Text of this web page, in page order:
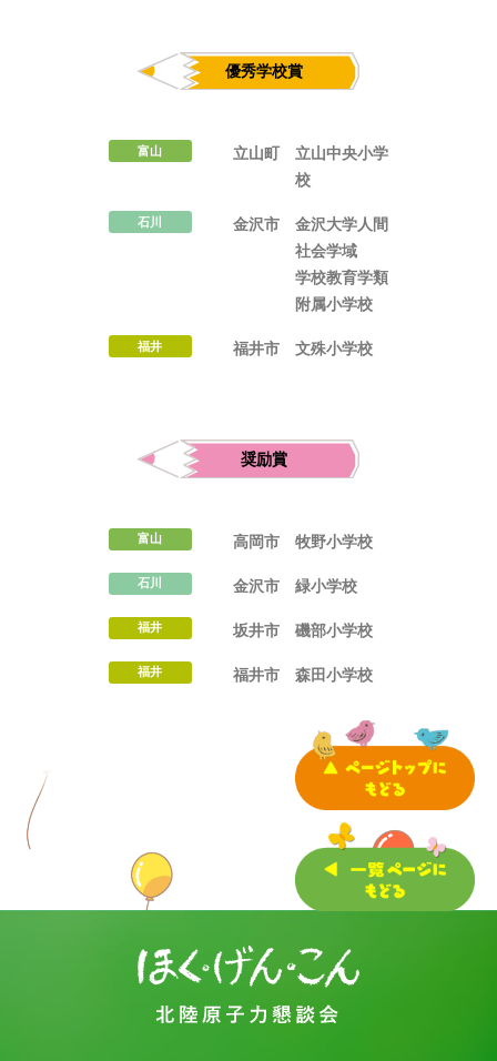
ほくげんこんカフェ
富山 立山町
立山中央小学
校
石川 金沢市
金沢大学人間
社会学域
学校教育学類
附属小学校
福井 福井市 文殊小学校
富山 高岡市 牧野小学校
石川 金沢市 緑小学校
福井 坂井市 磯部小学校
福井 福井市 森田小学校